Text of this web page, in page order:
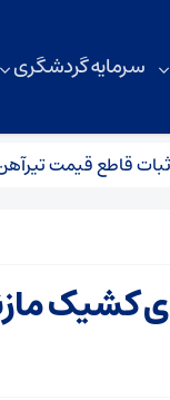
سرمایه گردشگری
قیمت تیرآهن در
کشیک